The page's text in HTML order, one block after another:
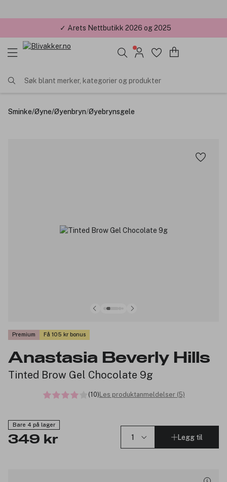
✓ Årets Nettbutikk 2026 og 2025
Søk blant merker, kategorier og produkter
Sminke/Øyne/Øyenbryn/Øyebrynsgele
Premium Få 105 kr bonus
Anastasia Beverly Hills
Tinted Brow Gel Chocolate 9g
(10)Les produktanmeldelser (5)
Bare 4 på lager
349 kr Legg til